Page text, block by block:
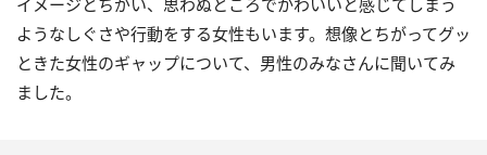
イメージとちがい、思わぬところでかわいいと感じてしまう
ようなしぐさや行動をする女性もいます。想像とちがってグッ
ときた女性のギャップについて、男性のみなさんに聞いてみ
ました。